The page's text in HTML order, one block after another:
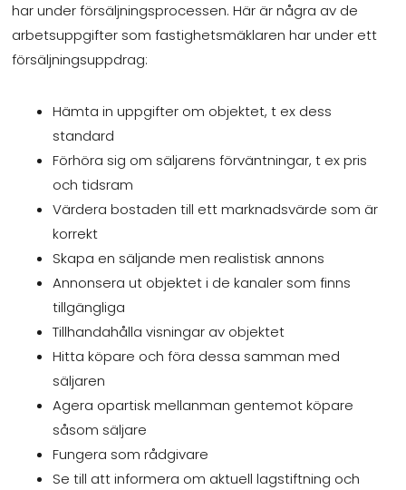
har under försäljningsprocessen. Här är några av de
arbetsuppgifter som fastighetsmäklaren har under ett
försäljningsuppdrag:
Hämta in uppgifter om objektet, t ex dess
standard
Förhöra sig om säljarens förväntningar, t ex pris
och tidsram
Värdera bostaden till ett marknadsvärde som är
korrekt
Skapa en säljande men realistisk annons
Annonsera ut objektet i de kanaler som finns
tillgängliga
Tillhandahålla visningar av objektet
Hitta köpare och föra dessa samman med
säljaren
Agera opartisk mellanman gentemot köpare
såsom säljare
Fungera som rådgivare
Se till att informera om aktuell lagstiftning och